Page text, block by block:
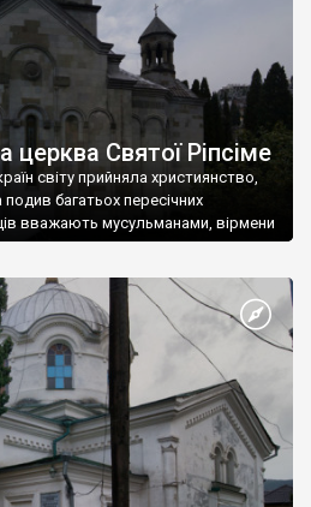
церква Святої Ріпсіме
світу прийняла християнство,
багатьох пересічних
вважають мусульманами, вірмени